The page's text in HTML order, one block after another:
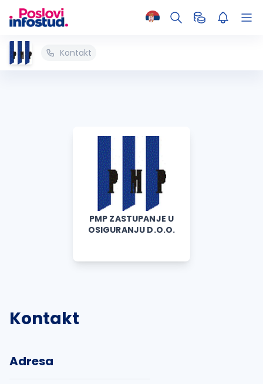
Kontakt
PMP ZASTUPANJE U
OSIGURANJU D.O.O.
Kontakt
Adresa